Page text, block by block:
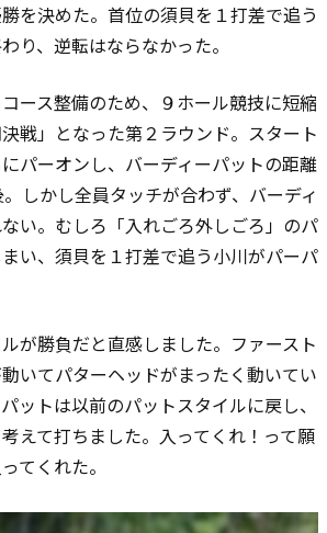
を決めた。首位の須貝を１打差で追う
り、逆転はならなかった。
ース整備のため、９ホール競技に短縮
戦」となった第２ラウンド。スタート
パーオンし、バーディーパットの距離
しかし全員タッチが合わず、バーディ
い。むしろ「入れごろ外しごろ」のパ
い、須貝を１打差で追う小川がパーパ
ルが勝負だと直感しました。ファースト
いてパターヘッドがまったく動いてい
ットは以前のパットスタイルに戻し、
えて打ちました。入ってくれ！って願
てくれた。